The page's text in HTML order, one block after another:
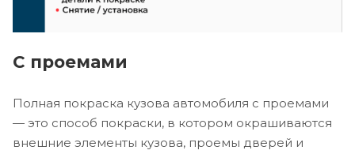
С проемами
Полная покраска кузова автомобиля с проемами
— это способ покраски, в котором окрашиваются
внешние элементы кузова, проемы дверей и